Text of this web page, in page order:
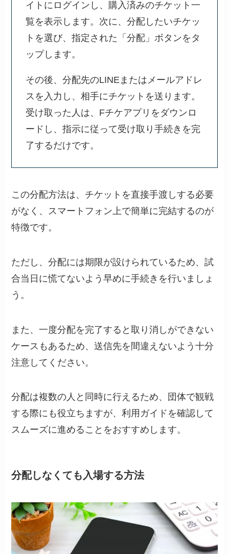
イトにログインし、購入済みのチケット一
覧を表示します。次に、分配したいチケッ
トを選び、指定された「分配」ボタンをタ
ップします。
その後、分配先のLINEまたはメールアドレ
スを入力し、相手にチケットを送ります。
受け取った人は、Fチケアプリをダウンロ
ードし、指示に従って受け取り手続きを完
了するだけです。
この分配方法は、チケットを直接手渡しする必要
がなく、スマートフォン上で簡単に完結するのが
特徴です。
ただし、分配には期限が設けられているため、試
合当日に慌てないよう早めに手続きを行いましょ
う。
また、一度分配を完了すると取り消しができない
ケースもあるため、送信先を間違えないよう十分
注意してください。
分配は複数の人と同時に行えるため、団体で観戦
する際にも役立ちますが、利用ガイドを確認して
スムーズに進めることをおすすめします。
分配しなくても入場する方法